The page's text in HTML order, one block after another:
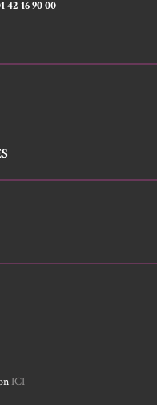
42 16 90 00
ICI